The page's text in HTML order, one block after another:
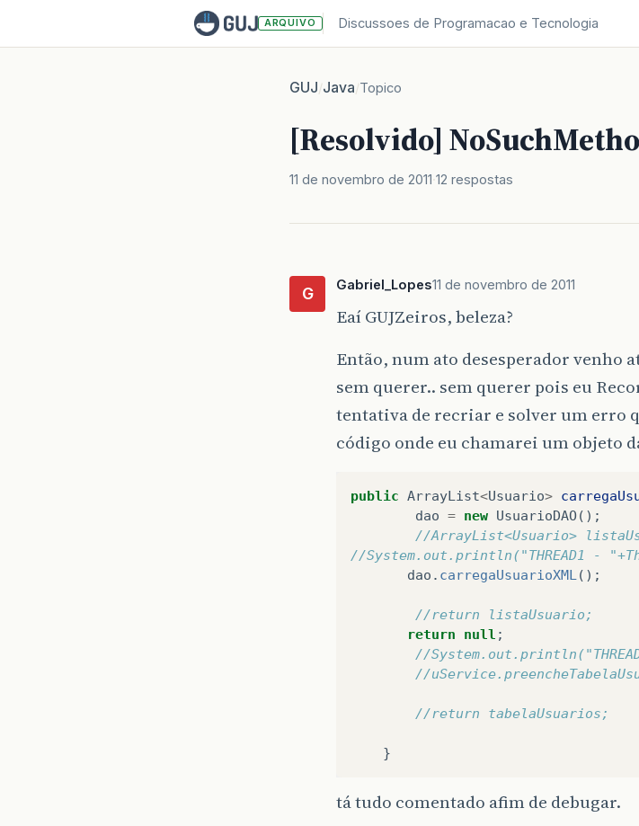
ARQUIVO Discussoes de Programacao e Tecnologia
GUJ/Java/Topico
[Resolvido]
11 de novembro de 2011 12 respostas
G Gabriel_Lopes11 de novembro de 2011
Eaí GUJZeiros, beleza?
Então, num ato desesperador venho
sem querer.. sem querer pois eu
tentativa de recriar e solver um erro
código onde eu chamarei um objeto
public ArrayList<Usuario>
dao = new UsuarioDAO();
//ArrayList<Usuario>
//System.out.println("THREAD1 -
dao . carregaUsuarioXML ();
//return listaUsuario;
return
null ;
//
//
//return tabelaUsuarios;
}
tá tudo comentado afim de debugar.